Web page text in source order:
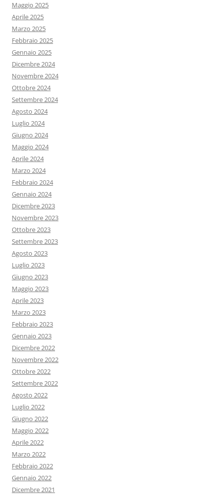
Maggio 2025
Aprile 2025
Marzo 2025
Febbraio 2025
Gennaio 2025
Dicembre 2024
Novembre 2024
Ottobre 2024
Settembre 2024
Agosto 2024
Luglio 2024
Giugno 2024
Maggio 2024
Aprile 2024
Marzo 2024
Febbraio 2024
Gennaio 2024
Dicembre 2023
Novembre 2023
Ottobre 2023
Settembre 2023
Agosto 2023
Luglio 2023
Giugno 2023
Maggio 2023
Aprile 2023
Marzo 2023
Febbraio 2023
Gennaio 2023
Dicembre 2022
Novembre 2022
Ottobre 2022
Settembre 2022
Agosto 2022
Luglio 2022
Giugno 2022
Maggio 2022
Aprile 2022
Marzo 2022
Febbraio 2022
Gennaio 2022
Dicembre 2021